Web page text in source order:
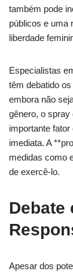
também pode
públicos e uma
liberdade
Especialistas
têm debatido
embora não
gênero, o spray
importante
imediata. A
medidas como
de exercê-lo.
Debate
Apesar dos